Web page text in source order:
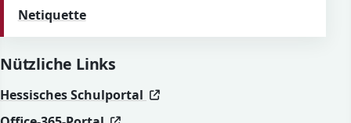
Netiquette
Nützliche Links
Hessisches Schulportal (öffnet in neuem Fenster)
(öffnet in neuem Fenster)